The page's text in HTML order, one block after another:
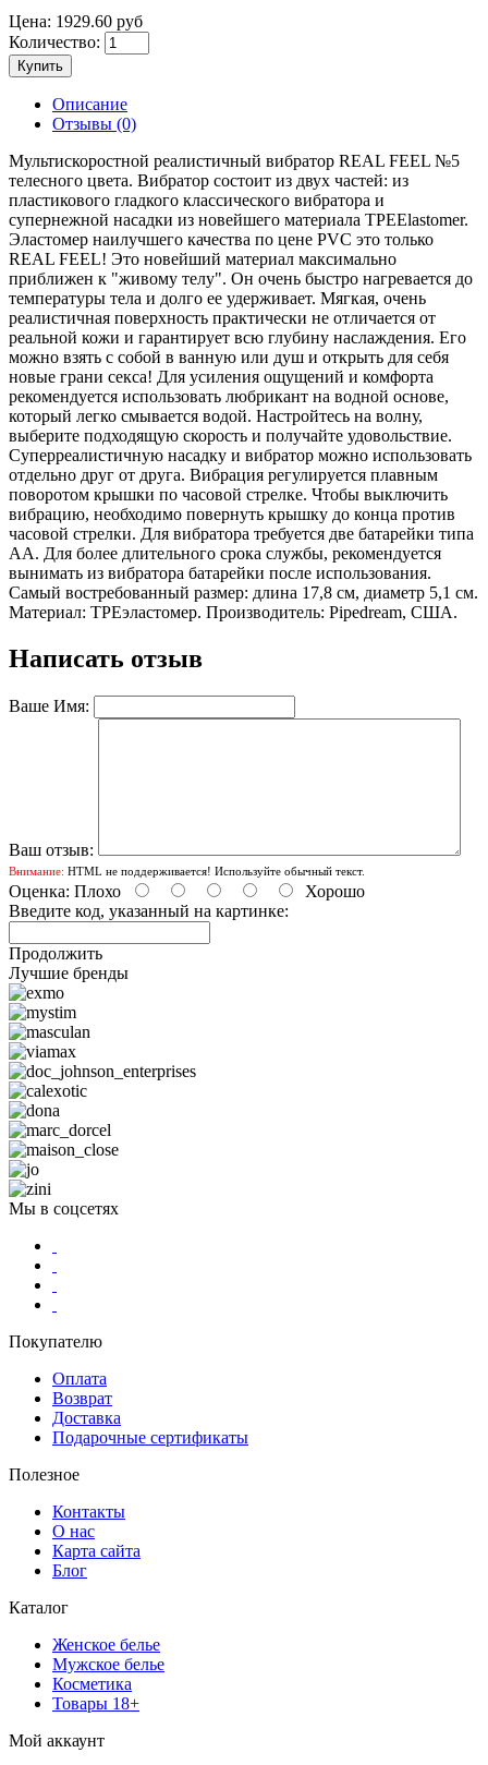
Цена: 1929.60 руб
Количество:
Купить
Описание
Отзывы (0)
Мультискоростной реалистичный вибратор REAL FEEL №5
телесного цвета. Вибратор состоит из двух частей: из
пластикового гладкого классического вибратора и
супернежной насадки из новейшего материала TPEElastomer.
Эластомер наилучшего качества по цене PVC это только
REAL FEEL! Это новейший материал максимально
приближен к "живому телу". Он очень быстро нагревается до
температуры тела и долго ее удерживает. Мягкая, очень
реалистичная поверхность практически не отличается от
реальной кожи и гарантирует всю глубину наслаждения. Его
можно взять с собой в ванную или душ и открыть для себя
новые грани секса! Для усиления ощущений и комфорта
рекомендуется использовать любрикант на водной основе,
который легко смывается водой. Настройтесь на волну,
выберите подходящую скорость и получайте удовольствие.
Суперреалистичную насадку и вибратор можно использовать
отдельно друг от друга. Вибрация регулируется плавным
поворотом крышки по часовой стрелке. Чтобы выключить
вибрацию, необходимо повернуть крышку до конца против
часовой стрелки. Для вибратора требуется две батарейки типа
АА. Для более длительного срока службы, рекомендуется
вынимать из вибратора батарейки после использования.
Самый востребованный размер: длина 17,8 см, диаметр 5,1 см.
Материал: TPEэластомер. Производитель: Pipedream, США.
Написать отзыв
Ваше Имя:
Ваш отзыв:
Внимание: HTML не поддерживается! Используйте обычный текст.
Оценка: Плохо
Хорошо
Введите код, указанный на картинке:
Продолжить
Лучшие бренды
Мы в соцсетях
Покупателю
Оплата
Возврат
Доставка
Подарочные сертификаты
Полезное
Контакты
О нас
Карта сайта
Блог
Каталог
Женское белье
Мужское белье
Косметика
Товары 18+
Мой аккаунт